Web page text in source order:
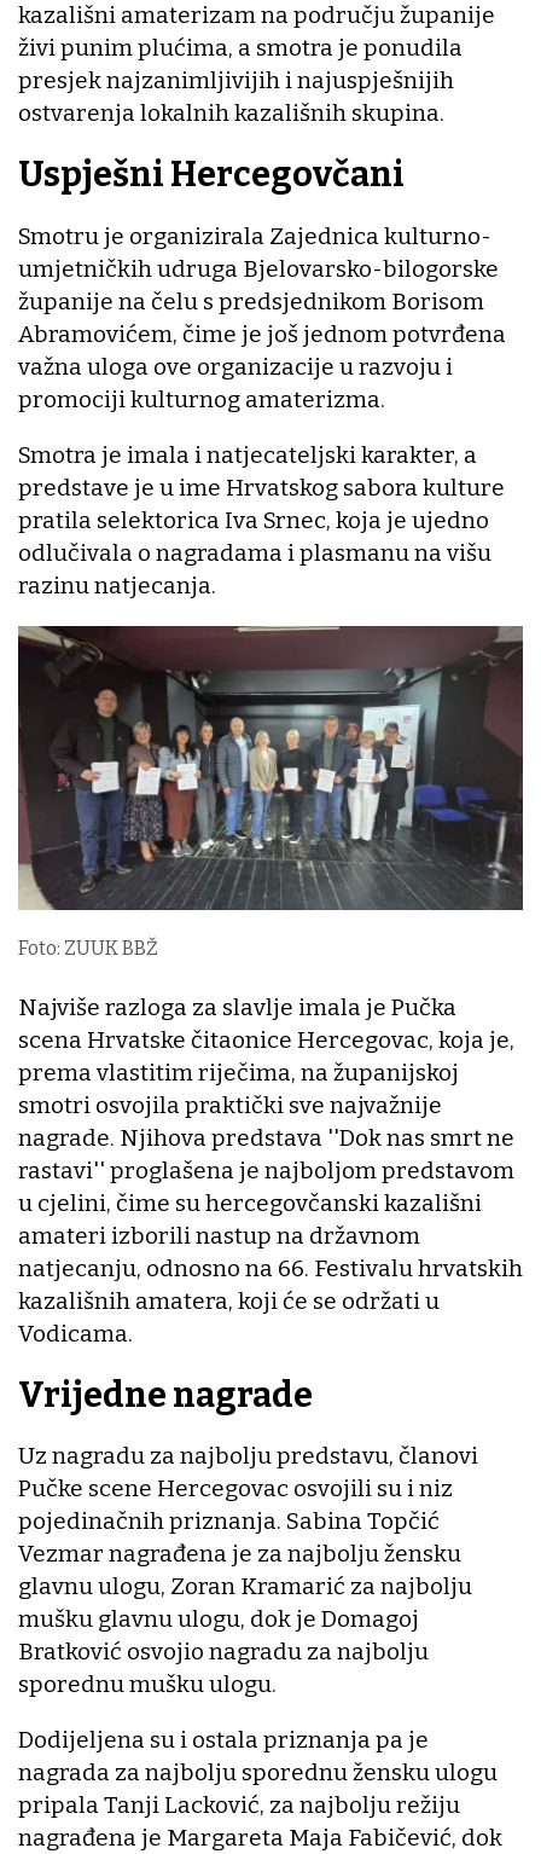
kazališni amaterizam na području županije
živi punim plućima, a smotra je ponudila
presjek najzanimljivijih i najuspješnijih
ostvarenja lokalnih kazališnih skupina.
Uspješni Hercegovčani
Smotru je organizirala Zajednica kulturno-
umjetničkih udruga Bjelovarsko-bilogorske
županije na čelu s predsjednikom Borisom
Abramovićem, čime je još jednom potvrđena
važna uloga ove organizacije u razvoju i
promociji kulturnog amaterizma.
Smotra je imala i natjecateljski karakter, a
predstave je u ime Hrvatskog sabora kulture
pratila selektorica Iva Srnec, koja je ujedno
odlučivala o nagradama i plasmanu na višu
razinu natjecanja.
Foto: ZUUK BBŽ
Najviše razloga za slavlje imala je Pučka
scena Hrvatske čitaonice Hercegovac, koja je,
prema vlastitim riječima, na županijskoj
smotri osvojila praktički sve najvažnije
nagrade. Njihova predstava ''Dok nas smrt ne
rastavi'' proglašena je najboljom predstavom
u cjelini, čime su hercegovčanski kazališni
amateri izborili nastup na državnom
natjecanju, odnosno na 66. Festivalu hrvatskih
kazališnih amatera, koji će se održati u
Vodicama.
Vrijedne nagrade
Uz nagradu za najbolju predstavu, članovi
Pučke scene Hercegovac osvojili su i niz
pojedinačnih priznanja. Sabina Topčić
Vezmar nagrađena je za najbolju žensku
glavnu ulogu, Zoran Kramarić za najbolju
mušku glavnu ulogu, dok je Domagoj
Bratković osvojio nagradu za najbolju
sporednu mušku ulogu.
Dodijeljena su i ostala priznanja pa je
nagrada za najbolju sporednu žensku ulogu
pripala Tanji Lacković, za najbolju režiju
nagrađena je Margareta Maja Fabičević, dok